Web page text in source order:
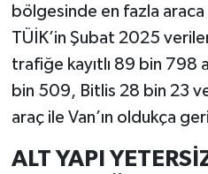
bölgesinde en fazla
TÜİK’in Şubat 2025
trafiğe kayıtlı 89 bin 798
bin 509, Bitlis 28 bin 23
araç ile Van’ın oldukça
ALT YAPI